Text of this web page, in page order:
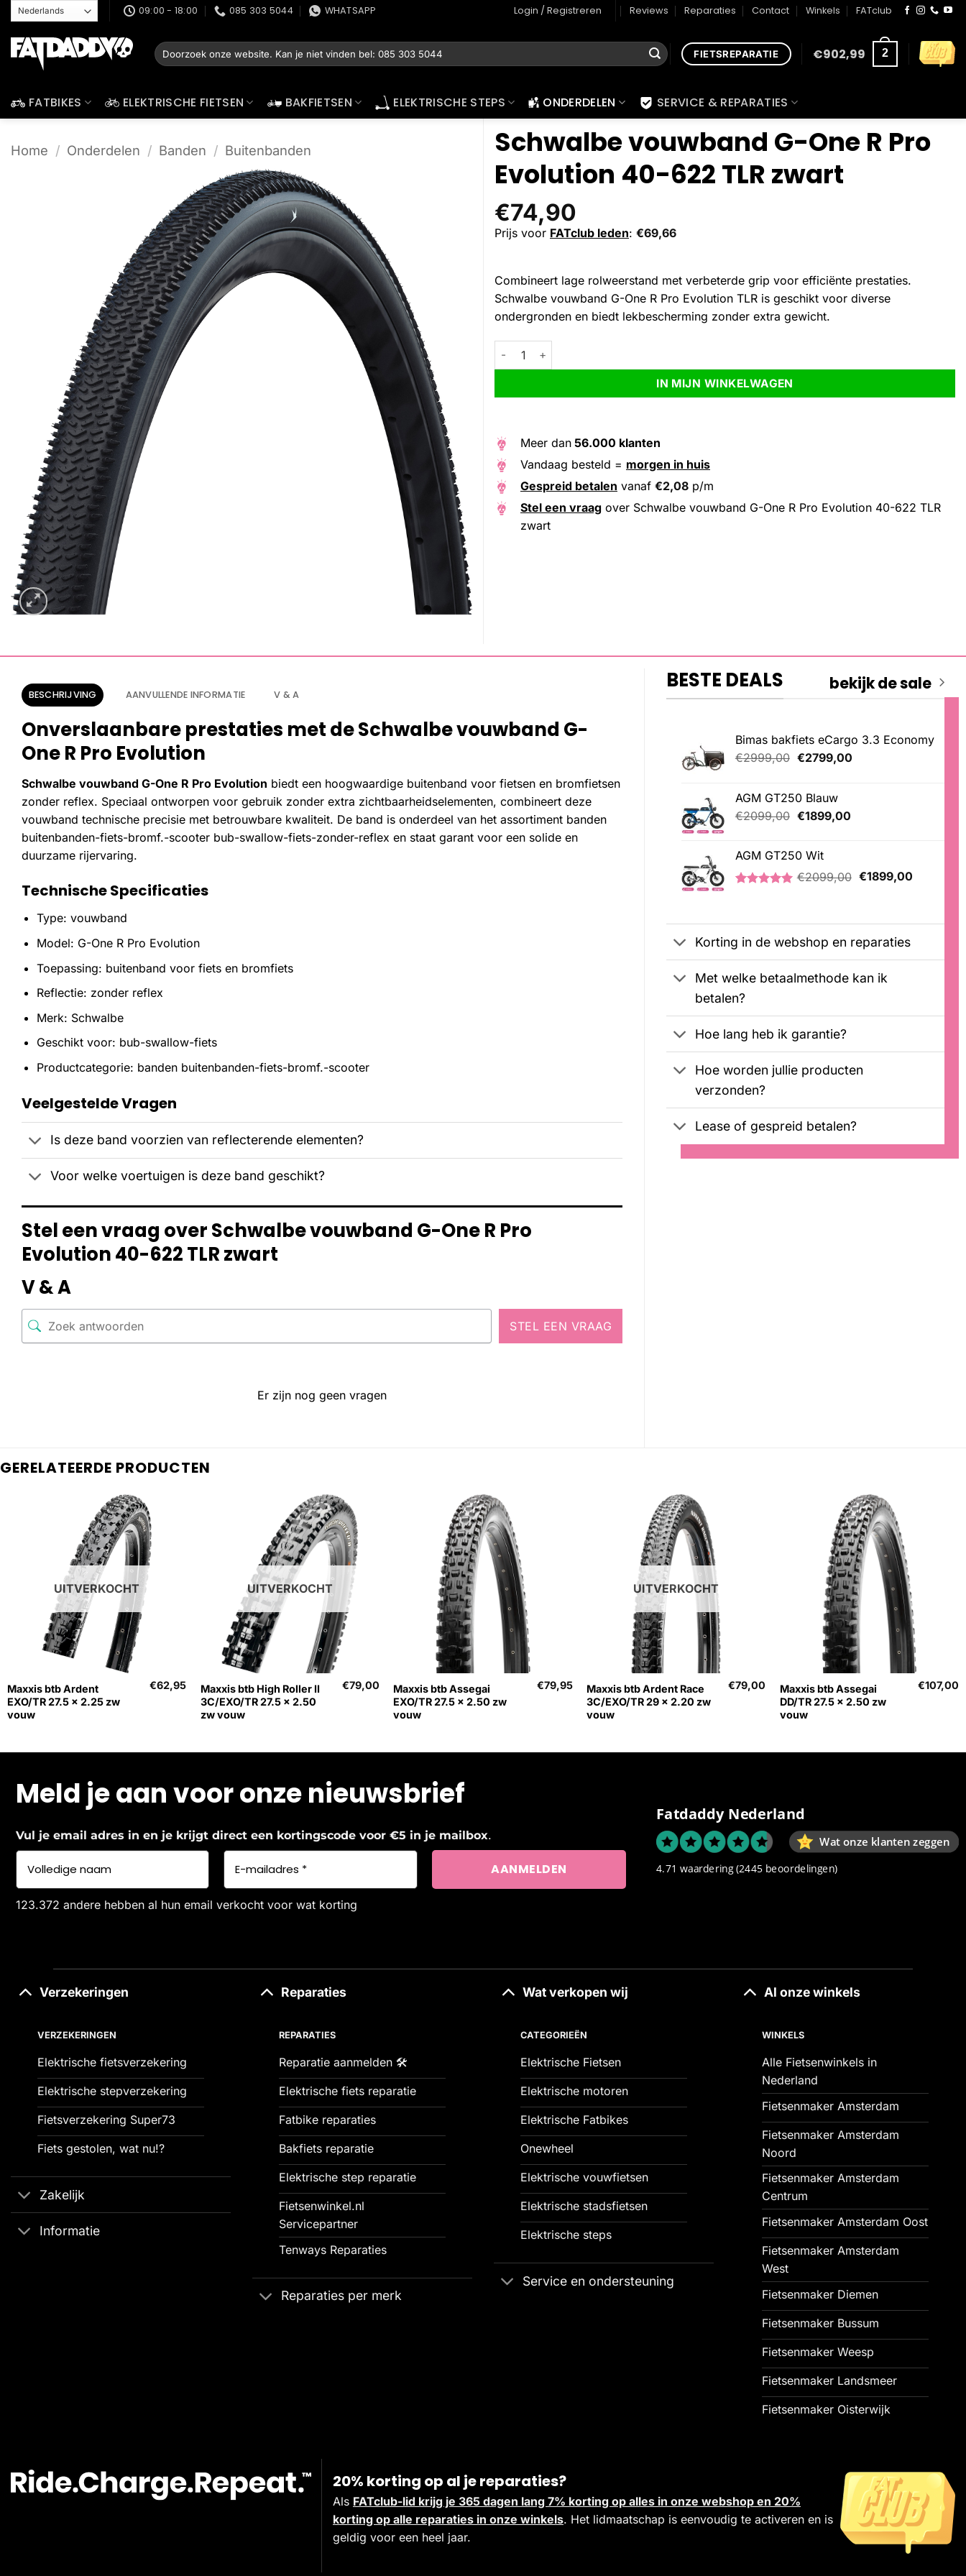
naar
inhoud
09:00 - 18:00 085 303 5044 WHATSAPP Login / Registreren Reviews Reparaties Contact Winkels FATclub
Zoeken
naar:
FIETSREPARATIE €902,99 2
FATBIKES ELEKTRISCHE FIETSEN BAKFIETSEN ELEKTRISCHE STEPS ONDERDELEN SERVICE & REPARATIES
Home / Onderdelen / Banden / Buitenbanden
Schwalbe vouwband G-One R Pro
Evolution 40-622 TLR zwart
€74,90
Prijs voor FATclub leden: €69,66
Combineert lage rolweerstand met verbeterde grip voor efficiënte prestaties.
Schwalbe vouwband G-One R Pro Evolution TLR is geschikt voor diverse
ondergronden en biedt lekbescherming zonder extra gewicht.
Schwalbe vouwband G-One R Pro Evolution 40-622 TLR zwart aantal
IN MIJN WINKELWAGEN
Alternative:
Meer dan 56.000 klanten
Vandaag besteld = morgen in huis
Gespreid betalen vanaf €2,08 p/m
Stel een vraag over Schwalbe vouwband G-One R Pro Evolution 40-622 TLR
zwart
BESCHRIJVING AANVULLENDE INFORMATIE V & A
Onverslaanbare prestaties met de Schwalbe vouwband G-
One R Pro Evolution
Schwalbe vouwband G-One R Pro Evolution biedt een hoogwaardige buitenband voor fietsen en bromfietsen
zonder reflex. Speciaal ontworpen voor gebruik zonder extra zichtbaarheidselementen, combineert deze
vouwband technische precisie met betrouwbare kwaliteit. De band is onderdeel van het assortiment banden
buitenbanden-fiets-bromf.-scooter bub-swallow-fiets-zonder-reflex en staat garant voor een solide en
duurzame rijervaring.
Technische Specificaties
Type: vouwband
Model: G-One R Pro Evolution
Toepassing: buitenband voor fiets en bromfiets
Reflectie: zonder reflex
Merk: Schwalbe
Geschikt voor: bub-swallow-fiets
Productcategorie: banden buitenbanden-fiets-bromf.-scooter
Veelgestelde Vragen
Is deze band voorzien van reflecterende elementen?
Voor welke voertuigen is deze band geschikt?
Stel een vraag over Schwalbe vouwband G-One R Pro
Evolution 40-622 TLR zwart
V & A
STEL EEN VRAAG
Er zijn nog geen vragen
BESTE DEALS bekijk de sale
Bimas bakfiets eCargo 3.3 Economy
€2999,00 Oorspronkelijke
€2999,00.
€2799,00Huidige
AGM GT250 Blauw
€2099,00 Oorspronkelijke
€2099,00.
€1899,00Huidige
AGM GT250 Wit
klantbeoordeling
€2099,00 Oorspronkelijke
€1899,00Huidige
Korting in de webshop en reparaties
Met welke betaalmethode kan ik
betalen?
Hoe lang heb ik garantie?
Hoe worden jullie producten
verzonden?
Lease of gespreid betalen?
GERELATEERDE PRODUCTEN
UITVERKOCHT
Maxxis btb Ardent
EXO/TR 27.5 x 2.25 zw
vouw
€62,95
UITVERKOCHT
Maxxis btb High Roller II
3C/EXO/TR 27.5 x 2.50
zw vouw
€79,00
Maxxis btb Assegai
EXO/TR 27.5 x 2.50 zw
vouw
€79,95
UITVERKOCHT
Maxxis btb Ardent Race
3C/EXO/TR 29 x 2.20 zw
vouw
€79,00
Maxxis btb Assegai
DD/TR 27.5 x 2.50 zw
vouw
€107,00
Meld je aan voor onze nieuwsbrief
Vul je email adres in en je krijgt direct een kortingscode voor €5 in je mailbox.
123.372 andere hebben al hun email verkocht voor wat korting
Fatdaddy Nederland
Wat onze klanten zeggen
4.71 waardering (2445 beoordelingen)
Verzekeringen
VERZEKERINGEN
Elektrische fietsverzekering
Elektrische stepverzekering
Fietsverzekering Super73
Fiets gestolen, wat nu!?
Zakelijk
Informatie
Reparaties
REPARATIES
Reparatie aanmelden 🛠️
Elektrische fiets reparatie
Fatbike reparaties
Bakfiets reparatie
Elektrische step reparatie
Fietsenwinkel.nl
Servicepartner
Tenways Reparaties
Reparaties per merk
Wat verkopen wij
CATEGORIEËN
Elektrische Fietsen
Elektrische motoren
Elektrische Fatbikes
Onewheel
Elektrische vouwfietsen
Elektrische stadsfietsen
Elektrische steps
Service en ondersteuning
Al onze winkels
WINKELS
Alle Fietsenwinkels in
Nederland
Fietsenmaker Amsterdam
Fietsenmaker Amsterdam
Noord
Fietsenmaker Amsterdam
Centrum
Fietsenmaker Amsterdam Oost
Fietsenmaker Amsterdam
West
Fietsenmaker Diemen
Fietsenmaker Bussum
Fietsenmaker Weesp
Fietsenmaker Landsmeer
Fietsenmaker Oisterwijk
20% korting op al je reparaties?
Als FATclub-lid krijg je 365 dagen lang 7% korting op alles in onze webshop en 20%
korting op alle reparaties in onze winkels. Het lidmaatschap is eenvoudig te activeren en is
geldig voor een heel jaar.